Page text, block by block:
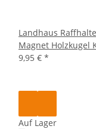
Landhaus
Magnet Holzkugel
9,95 € *
Auf Lager